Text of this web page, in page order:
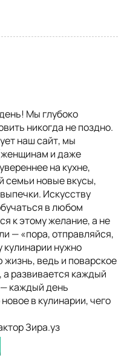
Мы глубоко
никогда не поздно.
наш сайт, мы
и даже
на кухне,
семьи новые вкусы,
Искусству
в любом
к этому желание, а не
— «пора, отправляйся,
кулинарии нужно
ведь и поварское
а развивается каждый
каждый день
в кулинарии, чего
Зира.уз